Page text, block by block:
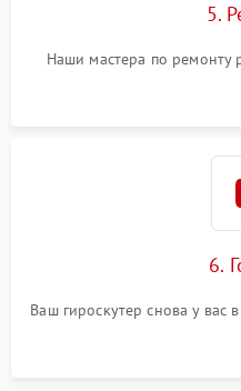
5.
Наши мастера по ремонту
6.
Ваш гироскутер снова у вас